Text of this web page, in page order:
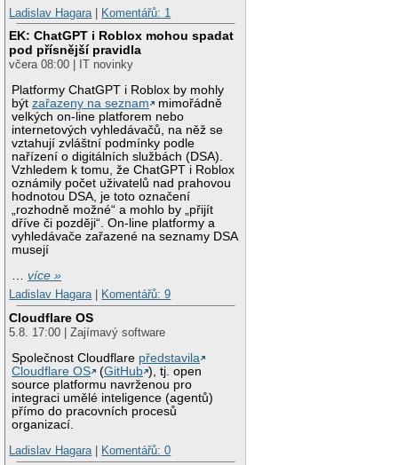
Ladislav Hagara
Komentářů: 1
EK: ChatGPT i Roblox mohou spadat
pod přísnější pravidla
včera 08:00 | IT novinky
Platformy ChatGPT i Roblox by mohly
býtzařazeny na seznam
mimořádně
velkých on-line platforem nebo
internetových vyhledávačů, na něž se
vztahují zvláštní podmínky podle
nařízení o digitálních službách (DSA).
Vzhledem k tomu, že ChatGPT i Roblox
oznámily počet uživatelů nad prahovou
hodnotou DSA, je toto označení
„rozhodně možné“ a mohlo by „přijít
dříve či později“. On-line platformy a
vyhledávače zařazené na seznamy DSA
musejí
…více »
Ladislav Hagara| Komentářů: 9
Cloudflare OS
5.8. 17:00 | Zajímavý software
Společnost Cloudflare představila
Cloudflare OS
(GitHub ), tj. open
source platformu navrženou pro
integraci umělé inteligence (agentů)
přímo do pracovních procesů
organizací.
Ladislav Hagara| Komentářů: 0